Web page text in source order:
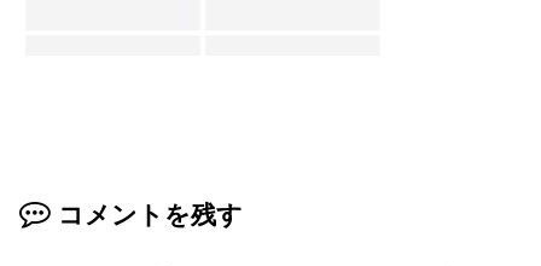
コメントを残す